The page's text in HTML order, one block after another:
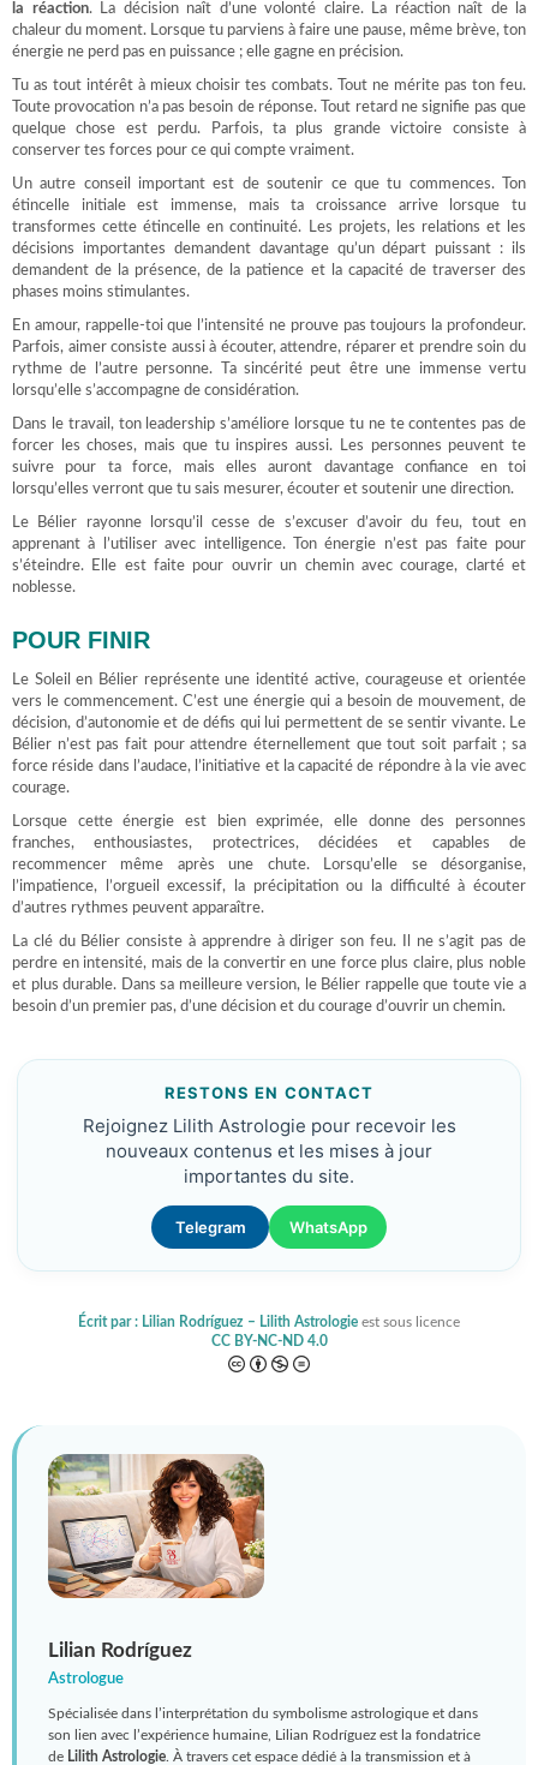
la réaction. La décision naît d’une volonté claire. La réaction naît de la
chaleur du moment. Lorsque tu parviens à faire une pause, même brève, ton
énergie ne perd pas en puissance ; elle gagne en précision.
Tu as tout intérêt à mieux choisir tes combats. Tout ne mérite pas ton feu.
Toute provocation n’a pas besoin de réponse. Tout retard ne signifie pas que
quelque chose est perdu. Parfois, ta plus grande victoire consiste à
conserver tes forces pour ce qui compte vraiment.
Un autre conseil important est de soutenir ce que tu commences. Ton
étincelle initiale est immense, mais ta croissance arrive lorsque tu
transformes cette étincelle en continuité. Les projets, les relations et les
décisions importantes demandent davantage qu’un départ puissant : ils
demandent de la présence, de la patience et la capacité de traverser des
phases moins stimulantes.
En amour, rappelle-toi que l’intensité ne prouve pas toujours la profondeur.
Parfois, aimer consiste aussi à écouter, attendre, réparer et prendre soin du
rythme de l’autre personne. Ta sincérité peut être une immense vertu
lorsqu’elle s’accompagne de considération.
Dans le travail, ton leadership s’améliore lorsque tu ne te contentes pas de
forcer les choses, mais que tu inspires aussi. Les personnes peuvent te
suivre pour ta force, mais elles auront davantage confiance en toi
lorsqu’elles verront que tu sais mesurer, écouter et soutenir une direction.
Le Bélier rayonne lorsqu’il cesse de s’excuser d’avoir du feu, tout en
apprenant à l’utiliser avec intelligence. Ton énergie n’est pas faite pour
s’éteindre. Elle est faite pour ouvrir un chemin avec courage, clarté et
noblesse.
POUR FINIR
Le Soleil en Bélier représente une identité active, courageuse et orientée
vers le commencement. C’est une énergie qui a besoin de mouvement, de
décision, d’autonomie et de défis qui lui permettent de se sentir vivante. Le
Bélier n’est pas fait pour attendre éternellement que tout soit parfait ; sa
force réside dans l’audace, l’initiative et la capacité de répondre à la vie avec
courage.
Lorsque cette énergie est bien exprimée, elle donne des personnes
franches, enthousiastes, protectrices, décidées et capables de
recommencer même après une chute. Lorsqu’elle se désorganise,
l’impatience, l’orgueil excessif, la précipitation ou la difficulté à écouter
d’autres rythmes peuvent apparaître.
La clé du Bélier consiste à apprendre à diriger son feu. Il ne s’agit pas de
perdre en intensité, mais de la convertir en une force plus claire, plus noble
et plus durable. Dans sa meilleure version, le Bélier rappelle que toute vie a
besoin d’un premier pas, d’une décision et du courage d’ouvrir un chemin.
RESTONS EN CONTACT
Rejoignez Lilith Astrologie pour recevoir les
nouveaux contenus et les mises à jour
importantes du site.
Telegram WhatsApp
Écrit par : Lilian Rodríguez – Lilith Astrologie est sous licence
CC BY-NC-ND 4.0
Lilian Rodríguez
Astrologue
Spécialisée dans l’interprétation du symbolisme astrologique et dans
son lien avec l’expérience humaine, Lilian Rodríguez est la fondatrice
de Lilith Astrologie . À travers cet espace dédié à la transmission et à